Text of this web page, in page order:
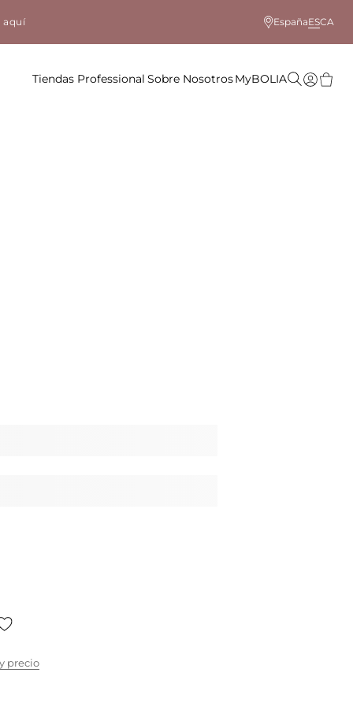
aquí EspañaESCA
Tiendas Professional Sobre NosotrosMyBOLIA
precio